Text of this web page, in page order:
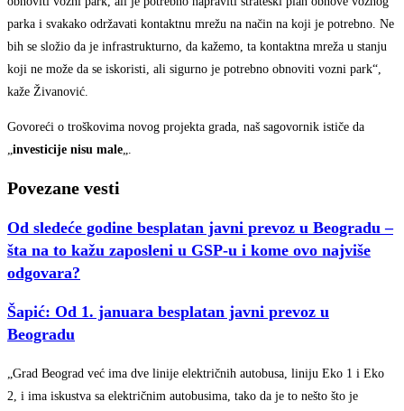
parka i svakako održavati kontaktnu mrežu na način na koji je potrebno. Ne
bih se složio da je infrastrukturno, da kažemo, ta kontaktna mreža u stanju
koji ne može da se iskoristi, ali sigurno je potrebno obnoviti vozni park“,
kaže Živanović.
Govoreći o troškovima novog projekta grada, naš sagovornik ističe da
investicije nisu male
Povezane vesti
Od sledeće godine besplatan javni prevoz u Beogradu –
šta na to kažu zaposleni u GSP-u i kome ovo najviše
odgovara?
Šapić: Od 1. januara besplatan javni prevoz u
Beogradu
„Grad Beograd već ima dve linije električnih autobusa, liniju Eko 1 i Eko
2, i ima iskustva sa električnim autobusima, tako da je to nešto što je